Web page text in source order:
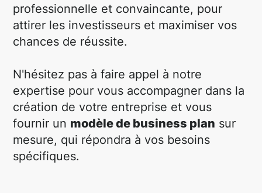
professionnelle et convaincante, pour
attirer les investisseurs et maximiser vos
chances de réussite.
N'hésitez pas à faire appel à notre
expertise pour vous accompagner dans la
création de votre entreprise et vous
fournir un modèle de business plan sur
mesure, qui répondra à vos besoins
spécifiques.